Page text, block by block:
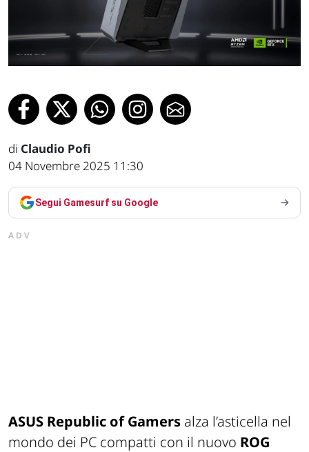
di Claudio Pofi
04 Novembre 2025 11:30
Segui Gamesurf su Google
ADV
ASUS Republic of Gamers alza l’asticella nel
mondo dei PC compatti con il nuovo ROG